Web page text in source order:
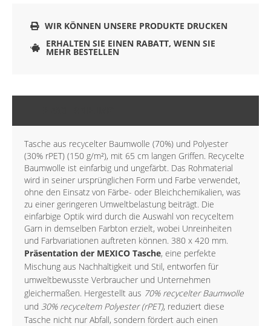
WIR KÖNNEN UNSERE PRODUKTE DRUCKEN
ERHALTEN SIE EINEN RABATT, WENN SIE
MEHR BESTELLEN
Tasche aus recycelter Baumwolle (70%) und Polyester
(30% rPET) (150 g/m²), mit 65 cm langen Griffen. Recycelte
Baumwolle ist einfarbig und ungefärbt. Das Rohmaterial
wird in seiner ursprünglichen Form und Farbe verwendet,
ohne den Einsatz von Färbe- oder Bleichchemikalien, was
zu einer geringeren Umweltbelastung beiträgt. Die
einfarbige Optik wird durch die Auswahl von recyceltem
Garn in demselben Farbton erzielt, wobei Unreinheiten
und Farbvariationen auftreten können. 380 x 420 mm.
Präsentation der MEXICO Tasche, eine perfekte
Mischung aus Nachhaltigkeit und Stil, entworfen für
umweltbewusste Verbraucher und Unternehmen
gleichermaßen. Hergestellt aus 70% recycelter Baumwolle
und 30% recyceltem Polyester (rPET), reduziert diese
Tasche nicht nur Abfall, sondern fördert auch einen